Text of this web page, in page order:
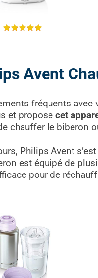
Avent
fréquents avec
et propose cet
chauffer le biberon
Philips Avent
est équipé de
pour de